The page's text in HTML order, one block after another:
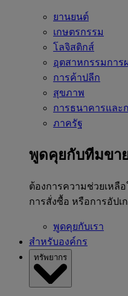
ยานยนต์
เกษตรกรรม
โลจิสติกส์
อุตสาหกรรมการ
การค้าปลีก
สุขภาพ
การธนาคารและ
ภาครัฐ
พูดคุยกับทีมขาย
ต้องการความช่วยเหลื
การสั่งซื้อ หรือการอัป
พูดคุยกับเรา
สำหรับองค์กร
ทรัพยากร